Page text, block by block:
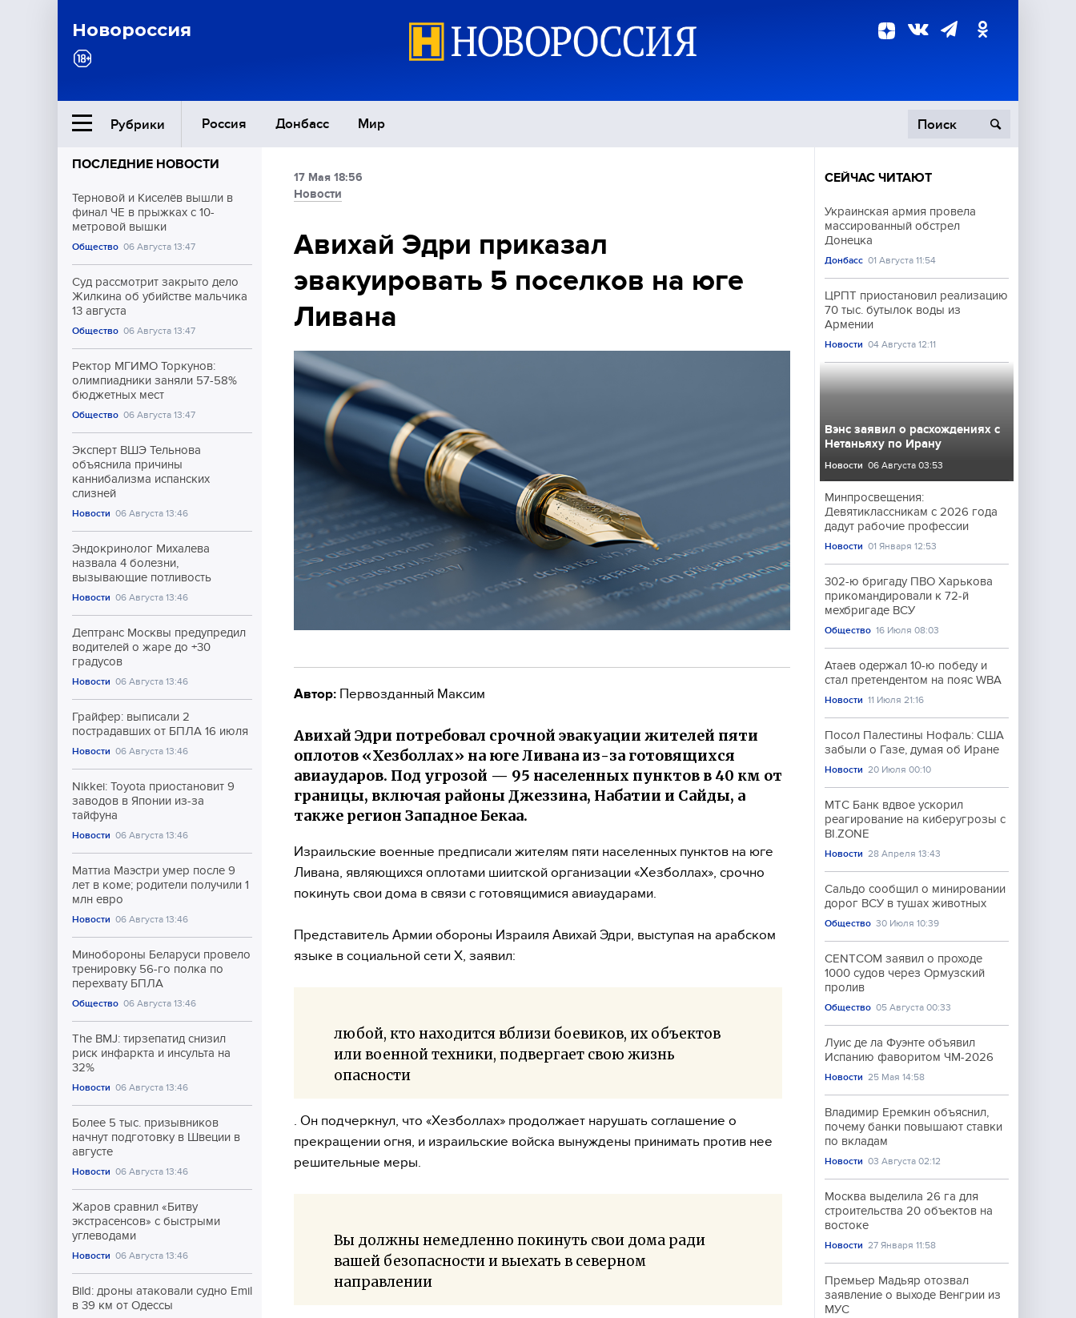
Новороссия
Рубрики Россия Донбасс Мир
Ближний Восток
Общество
Экономика
Происшествия
Культура
Спорт
ПОСЛЕДНИЕ НОВОСТИ
Терновой и Киселёв вышли в
финал ЧЕ в прыжках с 10-
метровой вышки
Общество 06 Августа 13:47
Суд рассмотрит закрыто дело
Жилкина об убийстве мальчика
13 августа
Общество 06 Августа 13:47
Ректор МГИМО Торкунов:
олимпиадники заняли 57-58%
бюджетных мест
Общество 06 Августа 13:47
Эксперт ВШЭ Тельнова
объяснила причины
каннибализма испанских
слизней
Новости 06 Августа 13:46
Эндокринолог Михалева
назвала 4 болезни,
вызывающие потливость
Новости 06 Августа 13:46
Дептранс Москвы предупредил
водителей о жаре до +30
градусов
Новости 06 Августа 13:46
Грайфер: выписали 2
пострадавших от БПЛА 16 июля
Новости 06 Августа 13:46
Nikkei: Toyota приостановит 9
заводов в Японии из-за
тайфуна
Новости 06 Августа 13:46
Маттиа Маэстри умер после 9
лет в коме; родители получили 1
млн евро
Новости 06 Августа 13:46
Минобороны Беларуси провело
тренировку 56-го полка по
перехвату БПЛА
Общество 06 Августа 13:46
The BMJ: тирзепатид снизил
риск инфаркта и инсульта на
32%
Новости 06 Августа 13:46
Более 5 тыс. призывников
начнут подготовку в Швеции в
августе
Новости 06 Августа 13:46
Жаров сравнил «Битву
экстрасенсов» с быстрыми
углеводами
Новости 06 Августа 13:46
Bild: дроны атаковали судно Emil
в 39 км от Одессы
17 Мая 18:56
Новости
Авихай Эдри приказал
эвакуировать 5 поселков на юге
Ливана
Автор: Первозданный Максим
Авихай Эдри потребовал срочной эвакуации жителей пяти
оплотов «Хезболлах» на юге Ливана из-за готовящихся
авиаударов. Под угрозой — 95 населенных пунктов в 40 км от
границы, включая районы Джеззина, Набатии и Сайды, а
также регион Западное Бекаа.
Израильские военные предписали жителям пяти населенных пунктов на юге
Ливана, являющихся оплотами шиитской организации «Хезболлах», срочно
покинуть свои дома в связи с готовящимися авиаударами.
Представитель Армии обороны Израиля Авихай Эдри, выступая на арабском
языке в социальной сети X, заявил:
любой, кто находится вблизи боевиков, их объектов
или военной техники, подвергает свою жизнь
опасности
. Он подчеркнул, что «Хезболлах» продолжает нарушать соглашение о
прекращении огня, и израильские войска вынуждены принимать против нее
решительные меры.
Вы должны немедленно покинуть свои дома ради
вашей безопасности и выехать в северном
направлении
СЕЙЧАС ЧИТАЮТ
Украинская армия провела
массированный обстрел
Донецка
Донбасс 01 Августа 11:54
ЦРПТ приостановил реализацию
70 тыс. бутылок воды из
Армении
Новости 04 Августа 12:11
Вэнс заявил о расхождениях с
Нетаньяху по Ирану
Новости 06 Августа 03:53
Минпросвещения:
Девятиклассникам с 2026 года
дадут рабочие профессии
Новости 01 Января 12:53
302-ю бригаду ПВО Харькова
прикомандировали к 72-й
мехбригаде ВСУ
Общество 16 Июля 08:03
Атаев одержал 10-ю победу и
стал претендентом на пояс WBA
Новости 11 Июля 21:16
Посол Палестины Нофаль: США
забыли о Газе, думая об Иране
Новости 20 Июля 00:10
МТС Банк вдвое ускорил
реагирование на киберугрозы с
BI.ZONE
Новости 28 Апреля 13:43
Сальдо сообщил о минировании
дорог ВСУ в тушах животных
Общество 30 Июля 10:39
CENTCOM заявил о проходе
1000 судов через Ормузский
пролив
Общество 05 Августа 00:33
Луис де ла Фуэнте объявил
Испанию фаворитом ЧМ-2026
Новости 25 Мая 14:58
Владимир Еремкин объяснил,
почему банки повышают ставки
по вкладам
Новости 03 Августа 02:12
Москва выделила 26 га для
строительства 20 объектов на
востоке
Новости 27 Января 11:58
Премьер Мадьяр отозвал
заявление о выходе Венгрии из
МУС